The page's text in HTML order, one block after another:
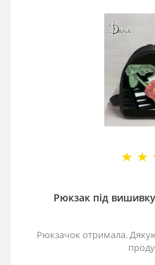
Рюкзак під
Рюкзачок отримала.